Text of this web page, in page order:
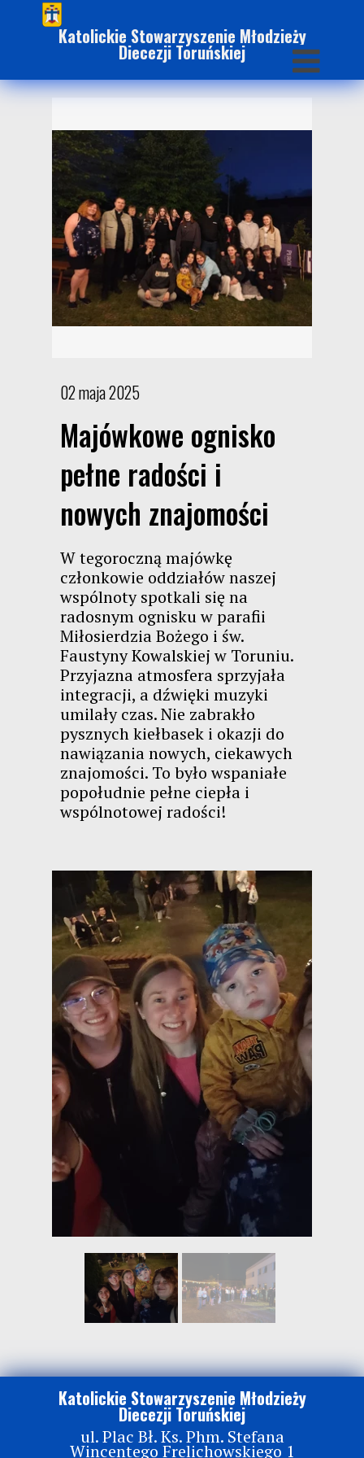
Katolickie Stowarzyszenie Młodzieży
Diecezji Toruńskiej
02 maja 2025
Majówkowe ognisko
pełne radości i
nowych znajomości
W tegoroczną majówkę
członkowie oddziałów naszej
wspólnoty spotkali się na
radosnym ognisku w parafii
Miłosierdzia Bożego i św.
Faustyny Kowalskiej w Toruniu.
Przyjazna atmosfera sprzyjała
integracji, a dźwięki muzyki
umilały czas. Nie zabrakło
pysznych kiełbasek i okazji do
nawiązania nowych, ciekawych
znajomości. To było wspaniałe
popołudnie pełne ciepła i
wspólnotowej radości!
Katolickie Stowarzyszenie Młodzieży
Diecezji Toruńskiej
ul. Plac Bł. Ks. Phm. Stefana
Wincentego Frelichowskiego 1